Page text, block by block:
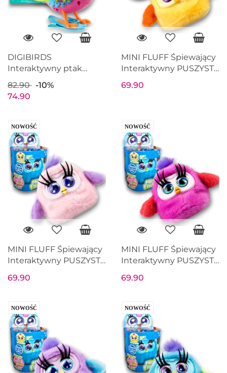
DIGIBIRDS
Interaktywny ptak
Ćwierka 50+ melodii
Zielony seria 1
82.90
-10%
74.90
MINI FLUFF Śpiewający
Interaktywny PUSZYSTY
69.90
NOWOŚĆ
MINI FLUFF Śpiewający
Interaktywny PUSZYSTY
69.90
NOWOŚĆ
MINI FLUFF Śpiewający
Interaktywny PUSZYSTY
69.90
NOWOŚĆ NOWOŚĆ